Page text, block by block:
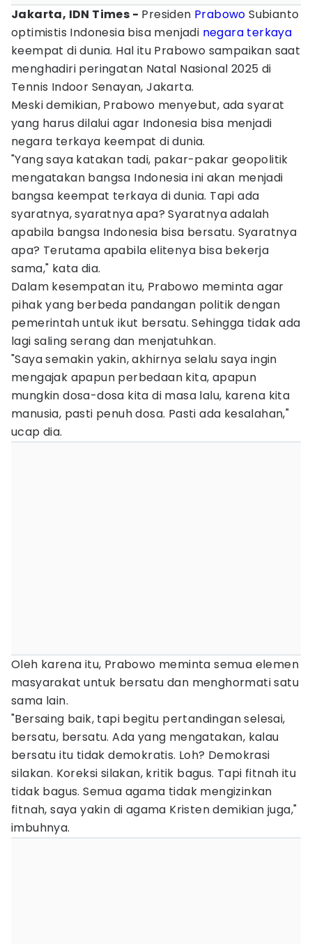
Jakarta, IDN Times - Presiden Prabowo Subianto
optimistis Indonesia bisa menjadi negara terkaya
keempat di dunia. Hal itu Prabowo sampaikan saat
menghadiri peringatan Natal Nasional 2025 di
Tennis Indoor Senayan, Jakarta.
Meski demikian, Prabowo menyebut, ada syarat
yang harus dilalui agar Indonesia bisa menjadi
negara terkaya keempat di dunia.
"Yang saya katakan tadi, pakar-pakar geopolitik
mengatakan bangsa Indonesia ini akan menjadi
bangsa keempat terkaya di dunia. Tapi ada
syaratnya, syaratnya apa? Syaratnya adalah
apabila bangsa Indonesia bisa bersatu. Syaratnya
apa? Terutama apabila elitenya bisa bekerja
sama," kata dia.
Dalam kesempatan itu, Prabowo meminta agar
pihak yang berbeda pandangan politik dengan
pemerintah untuk ikut bersatu. Sehingga tidak ada
lagi saling serang dan menjatuhkan.
"Saya semakin yakin, akhirnya selalu saya ingin
mengajak apapun perbedaan kita, apapun
mungkin dosa-dosa kita di masa lalu, karena kita
manusia, pasti penuh dosa. Pasti ada kesalahan,"
ucap dia.
Oleh karena itu, Prabowo meminta semua elemen
masyarakat untuk bersatu dan menghormati satu
sama lain.
"Bersaing baik, tapi begitu pertandingan selesai,
bersatu, bersatu. Ada yang mengatakan, kalau
bersatu itu tidak demokratis. Loh? Demokrasi
silakan. Koreksi silakan, kritik bagus. Tapi fitnah itu
tidak bagus. Semua agama tidak mengizinkan
fitnah, saya yakin di agama Kristen demikian juga,"
imbuhnya.